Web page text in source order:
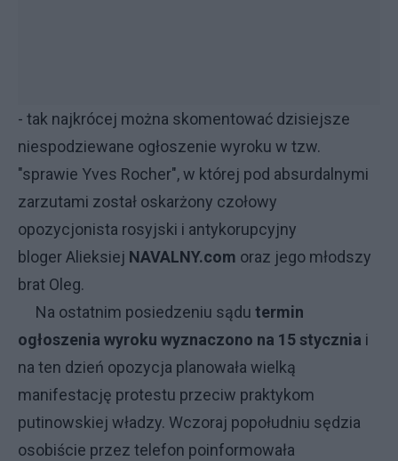
- tak najkrócej można skomentować dzisiejsze
niespodziewane ogłoszenie wyroku w tzw.
"sprawie Yves Rocher", w której pod absurdalnymi
zarzutami został oskarżony czołowy
opozycjonista rosyjski i antykorupcyjny
bloger Alieksiej NAVALNY.com oraz jego młodszy
brat Oleg.
Na ostatnim posiedzeniu sądu termin
ogłoszenia wyroku wyznaczono na 15 stycznia i
na ten dzień opozycja planowała wielką
manifestację protestu przeciw praktykom
putinowskiej władzy. Wczoraj popołudniu sędzia
osobiście przez telefon poinformowała